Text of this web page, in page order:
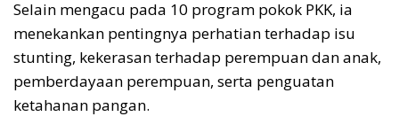
Selain mengacu pada 10 program pokok PKK, ia
menekankan pentingnya perhatian terhadap isu
stunting, kekerasan terhadap perempuan dan anak,
pemberdayaan perempuan, serta penguatan
ketahanan pangan.